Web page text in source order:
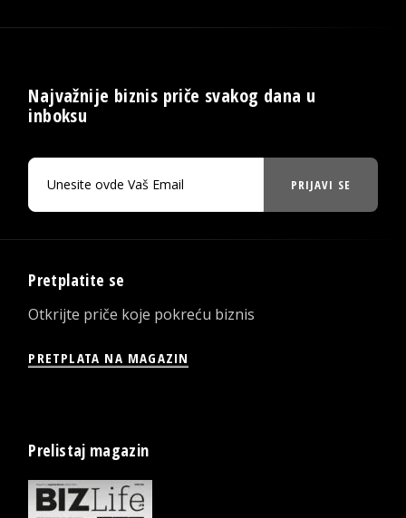
Najvažnije biznis priče svakog dana u
inboksu
PRIJAVI SE
Pretplatite se
Otkrijte priče koje pokreću biznis
PRETPLATA NA MAGAZIN
Prelistaj magazin